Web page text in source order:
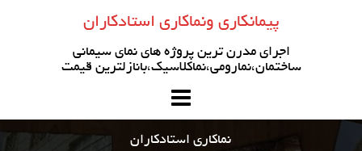
پیمانکاری ونماکاری استادکاران
اجرای مدرن ترین پروژه های نمای سیمانی
ساختمان،نمارومی،نماکلاسیک،بانازلترین قیمت
نماکاری استادکاران